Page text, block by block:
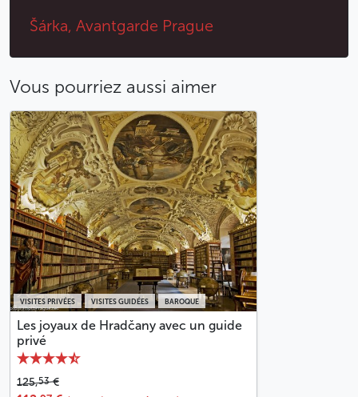
Šárka, Avantgarde Prague
Vous pourriez aussi aimer
VISITES PRIVÉES VISITES GUIDÉES BAROQUE
Les joyaux de Hradčany avec un guide
privé
125,53€